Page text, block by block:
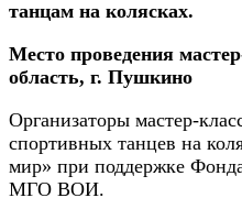
танцам на колясках.
Место проведения
область, г. Пушкино
Организаторы мастер-
спортивных танцев на
мир» при поддержке
МГО ВОИ.